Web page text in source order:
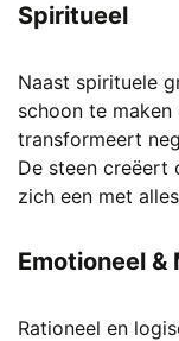
Spiritueel
Naast spirituele
schoon te
transformeert
De steen creëert
zich een met
Emotioneel &
Rationeel en